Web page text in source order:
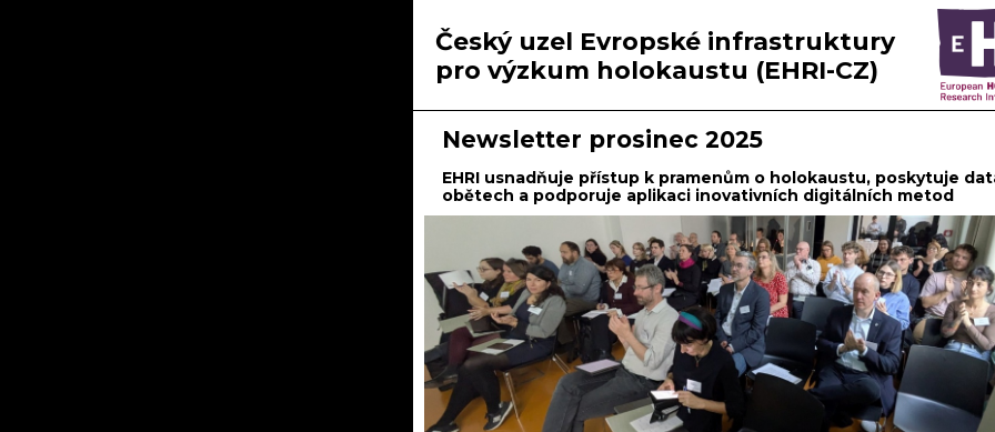
Český uzel Evropské infrastruktury
pro výzkum holokaustu (EHRI-CZ)
Newsletter prosinec 2025
EHRI usnadňuje přístup k pramenům o holokaustu, poskytuje
obětech a podporuje aplikaci inovativních digitálních metod